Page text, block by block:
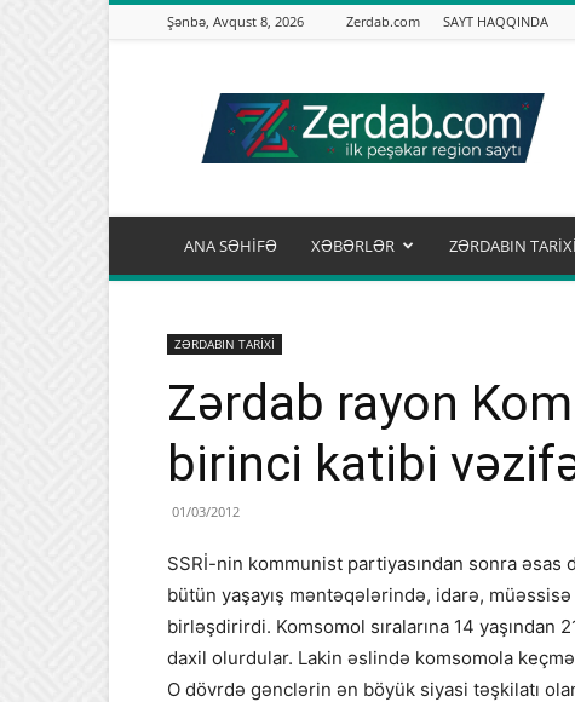
Şənbə, Avqust 8, 2026 Zerdab.com SAYT HAQQINDA
ANA SƏHİFƏ XƏBƏRLƏR ZƏRDABIN TARİXİ
ZƏRDABIN TARİXİ
Zərdab rayon
birinci katibi
01/03/2012
SSRİ-nin kommunist partiyasından sonra əsas
bütün yaşayış məntəqələrində, idarə,
birləşdirirdi. Komsomol sıralarına 14 yaşından
daxil olurdular. Lakin əslində komsomola
O dövrdə gənclərin ən böyük siyasi təşkilatı